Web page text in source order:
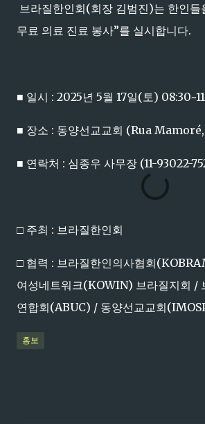
브라질한인회(회장 김범진)는 한인들
무료 의료 진료 봉사”를 실시합니다.
■ 일시 : 2025년 5월 17일(토)
■ 장소 : 동양선교교회 (Rua
■ 연락처 : 심종우 사무장 (11-93022-
□ 주최 : 브라질한인회
□ 협력 : 브라질한인의사협회
여성네트워크(KOWIN) 브라질지회 /
연합회(ABUC) / 동양선교교회
홍보